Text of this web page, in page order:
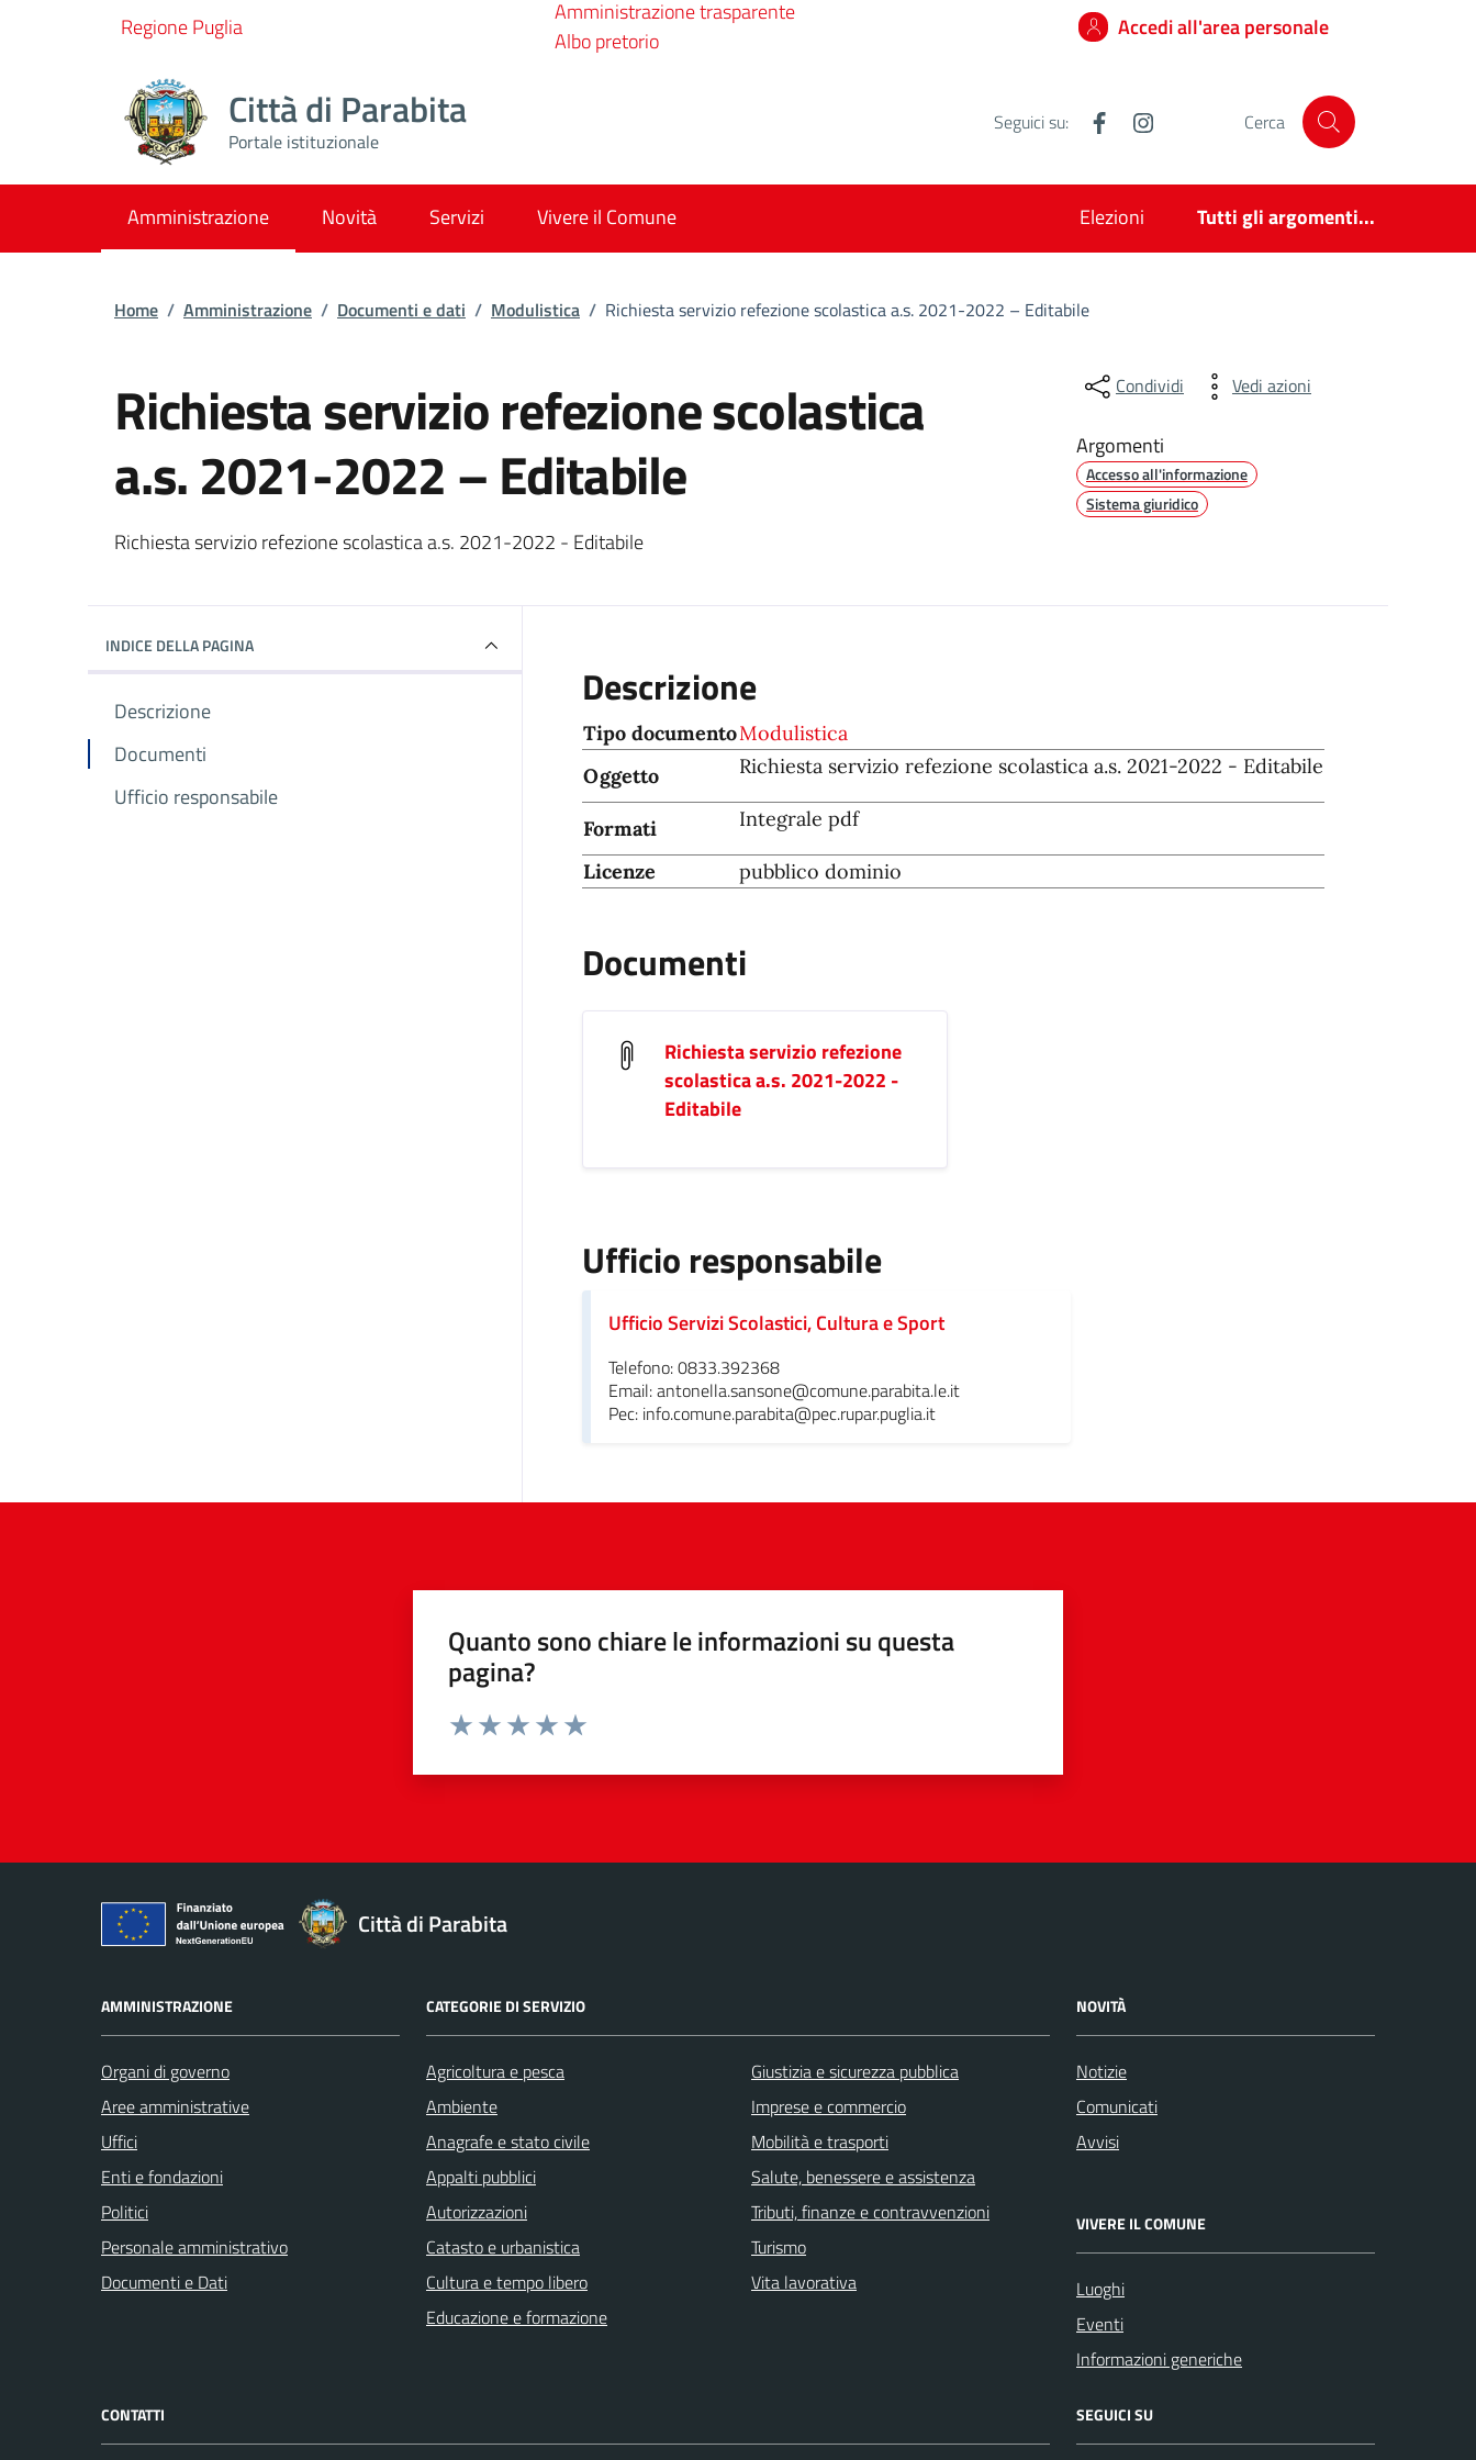
Vai ai contenutiRegione Puglia
Amministrazione trasparente
Albo pretorio
Accedi all'area personale
Città di Parabita
Portale istituzionale
Seguici su: Facebook Cerca
Amministrazione Novità Servizi Vivere il Comune Elezioni Tutti gli argomenti...
Home / Amministrazione / Documenti e dati / Modulistica / Richiesta servizio refezione scolastica a.s. 2021-2022 – Editabile
Richiesta servizio refezione scolastica
a.s. 2021-2022 – Editabile
Dettagli del documento
Richiesta servizio refezione scolastica a.s. 2021-2022 - Editabile
Condividi Vedi azioni
Argomenti
Accesso all'informazione
Sistema giuridico
INDICE DELLA PAGINA
Descrizione
Documenti
Ufficio responsabile
Descrizione
Tipo documentoModulistica
Oggetto
Richiesta servizio refezione scolastica a.s. 2021-2022 - Editabile
Formati Integrale pdf
Licenze pubblico dominio
Documenti
Richiesta servizio refezione
scolastica a.s. 2021-2022 -
Editabile
Ufficio responsabile
Ufficio Servizi Scolastici, Cultura e Sport
Telefono: 0833.392368
Email: antonella.sansone@comune.parabita.le.it
Pec: info.comune.parabita@pec.rupar.puglia.it
Quanto sono chiare le informazioni su questa
pagina?
Valuta da 1 a 5 stelle la pagina
Città di Parabita
AMMINISTRAZIONE
Organi di governo
Aree amministrative
Uffici
Enti e fondazioni
Politici
Personale amministrativo
Documenti e Dati
CATEGORIE DI SERVIZIO
Agricoltura e pesca
Ambiente
Anagrafe e stato civile
Appalti pubblici
Autorizzazioni
Catasto e urbanistica
Cultura e tempo libero
Educazione e formazione
Giustizia e sicurezza pubblica
Imprese e commercio
Mobilità e trasporti
Salute, benessere e assistenza
Tributi, finanze e contravvenzioni
Turismo
Vita lavorativa
NOVITÀ
Notizie
Comunicati
Avvisi
VIVERE IL COMUNE
Luoghi
Eventi
Informazioni generiche
CONTATTI SEGUICI SU